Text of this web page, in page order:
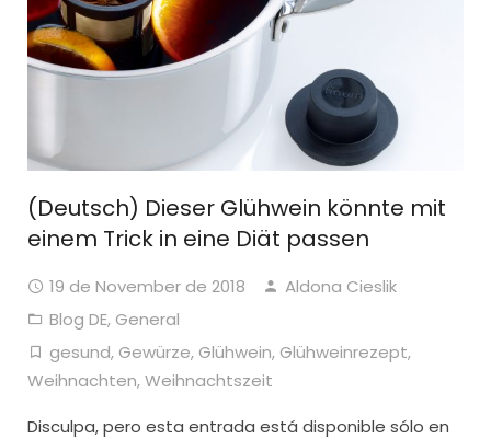
(Deutsch) Dieser Glühwein könnte mit
einem Trick in eine Diät passen
19 de November de 2018
Aldona Cieslik
Blog DE, General
gesund, Gewürze, Glühwein, Glühweinrezept,
Weihnachten,Weihnachtszeit
Disculpa, pero esta entrada está disponible sólo en